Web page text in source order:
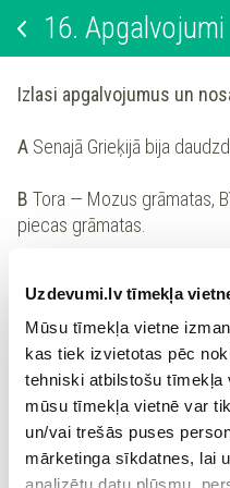
Uzdevumi.lv tīmekļa
Mūsu tīmekļa vietne
kas tiek izvietotas pēc
tehniski atbilstošu tīmekļa
mūsu tīmekļa vietnē var
un/vai trešās puses
mārketinga sīkdatnes, lai
analizētu datu plūsmu,
16. Apgalvojumi
Izlasi apgalvojumus un
A Senajā Grieķijā bija
B Tora — Mozus grāmatas,
piecas grāmatas.
Pareizs apgalvojums
Pareizs apgalvojums B.
Abi apgalvojumi